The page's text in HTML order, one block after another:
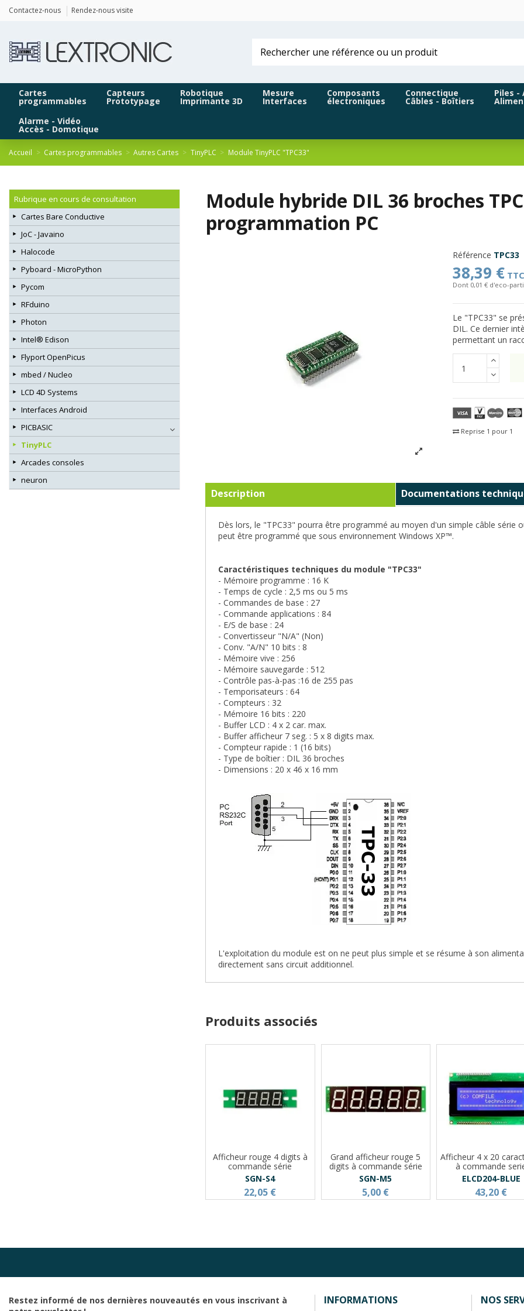
Contactez-nous Rendez-nous visite
Cartes
programmables
Capteurs
Prototypage
Robotique
Imprimante 3D
Mesure
Interfaces
Composants
électroniques
Connectique
Câbles - Boîtiers
Piles -
Alarme - Vidéo
Accès - Domotique
Accueil Cartes programmables Autres Cartes TinyPLC Module TinyPLC "TPC33"
Module hybride DIL 36 broches
programmation PC
Référence TPC33
38,39 € TTC
Dont 0,01 € d'eco-
Le "TPC33" se
DIL. Ce dernier
permettant un
Reprise 1 pour 1
Description Documentations
Dès lors, le "TPC33" pourra être programmé au moyen d'un simple câble série
peut être programmé que sous environnement Windows XP™.
Caractéristiques techniques du module "TPC33"
- Mémoire programme : 16 K
- Temps de cycle : 2,5 ms ou 5 ms
- Commandes de base : 27
- Commande applications : 84
- E/S de base : 24
- Convertisseur "N/A" (Non)
- Conv. "A/N" 10 bits : 8
- Mémoire vive : 256
- Mémoire sauvegarde : 512
- Contrôle pas-à-pas :16 de 255 pas
- Temporisateurs : 64
- Compteurs : 32
- Mémoire 16 bits : 220
- Buffer LCD : 4 x 2 car. max.
- Buffer afficheur 7 seg. : 5 x 8 digits max.
- Compteur rapide : 1 (16 bits)
- Type de boîtier : DIL 36 broches
- Dimensions : 20 x 46 x 16 mm
L'exploitation du module est on ne peut plus simple et se résume à son
directement sans circuit additionnel.
Produits associés
Afficheur rouge 4 digits à
commande série
SGN-S4
22,05 €
Grand afficheur rouge 5
digits à commande série
SGN-M5
5,00 €
Afficheur 4 x 20
à commande
ELCD204-BLUE
43,20 €
Rubrique en cours de consultation
Cartes Bare Conductive
JoC - Javaino
Halocode
Pyboard - MicroPython
Pycom
RFduino
Photon
Intel® Edison
Flyport OpenPicus
mbed / Nucleo
LCD 4D Systems
Interfaces Android
PICBASIC
TinyPLC
Arcades consoles
neuron
Restez informé de nos dernières nouveautés en vous inscrivant à
INFORMATIONS NOS
Panneau de gestion des cookies